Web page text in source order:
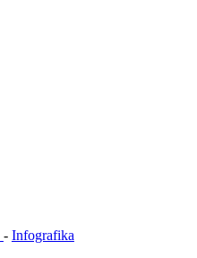
- Infografika